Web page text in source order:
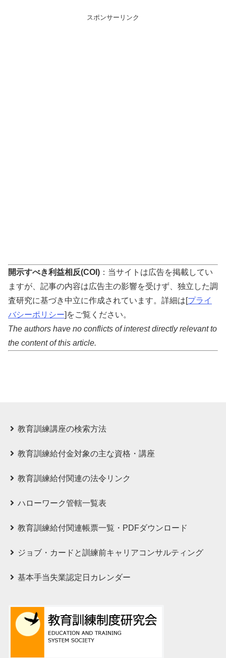
スポンサーリンク
開示すべき利益相反(COI) ：当サイトは広告を掲載してい
ますが、記事の内容は広告主の影響を受けず、独立した調
査研究に基づき中立に作成されています。詳細は[プライ
バシーポリシー]をご覧ください。
The authors have no conflicts of interest directly relevant to
the content of this article.
教育訓練講座の検索方法
教育訓練給付⾦対象の主な資格・講座
教育訓練給付関連の法令リンク
ハローワーク管轄一覧表
教育訓練給付関連帳票一覧・PDFダウンロード
ジョブ・カードと訓練前キャリアコンサルティング
基本手当失業認定日カレンダー